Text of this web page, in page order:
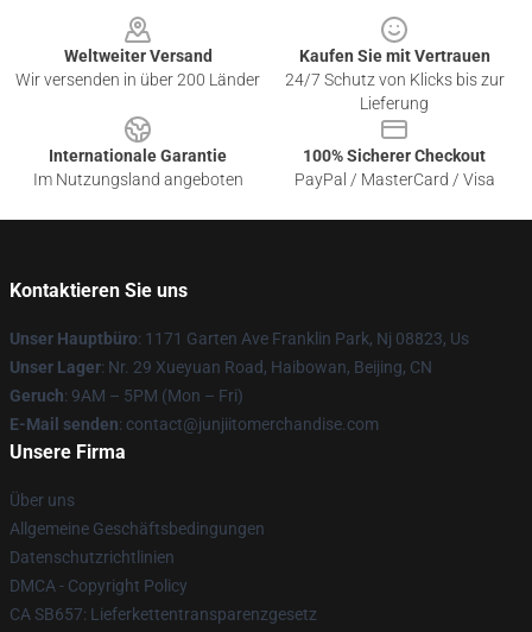
Weltweiter Versand
Wir versenden in über 200 Länder
Kaufen Sie mit Vertrauen
24/7 Schutz von Klicks bis zur
Lieferung
Internationale Garantie
Im Nutzungsland angeboten
100% Sicherer Checkout
PayPal / MasterCard / Visa
Kontaktieren Sie uns
Unser Hauptbüro: 1171 Garten Ave Franklin Park, Nj 08823, Us
Unser Lager: Nr. 29 Xueyuan Road, Haibowan, Beijing, CN
Geruch: 9AM – 5PM (Mon – Fri)
E-Mail senden: contact@junjiitomerchandise.com
Unsere Firma
Über uns
Allgemeine Geschäftsbedingungen
Datenschutzrichtlinien
DMCA - Copyright Policy
CA SB657: Lieferkettentransparenzgesetz